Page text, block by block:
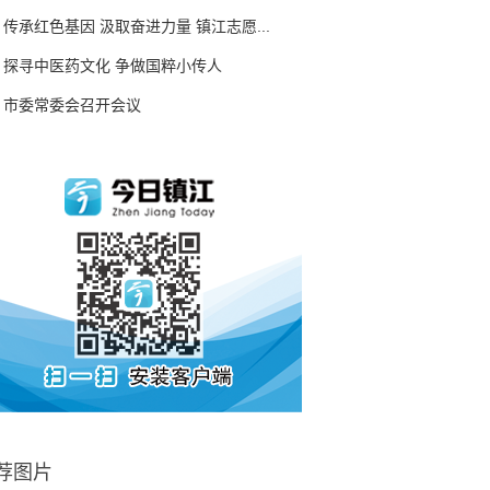
传承红色基因 汲取奋进力量 镇江志愿...
探寻中医药文化 争做国粹小传人
市委常委会召开会议
图片